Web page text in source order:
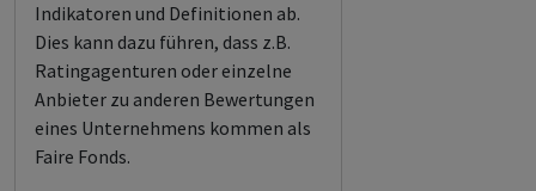
Indikatoren und Definitionen ab.
Dies kann dazu führen, dass z.B.
Ratingagenturen oder einzelne
Anbieter zu anderen Bewertungen
eines Unternehmens kommen als
Faire Fonds.